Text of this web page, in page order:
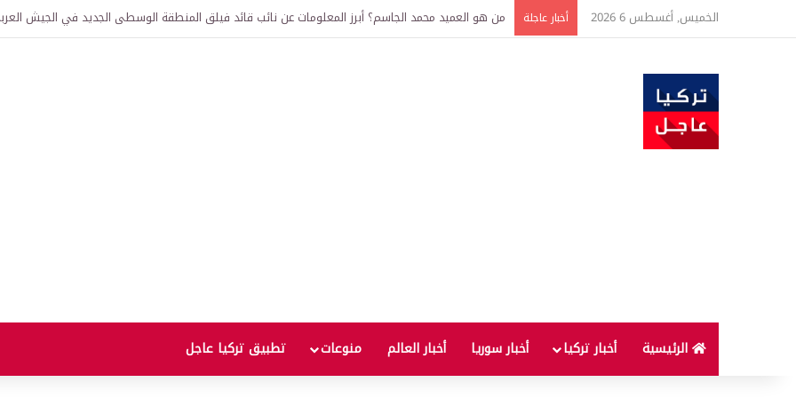
الخميس, أغسطس 6 2026 أخبار عاجلة
الرئيسية أخبار تركيا أخبار سوريا أخبار العالم منوعات تطبيق تركيا عاجل